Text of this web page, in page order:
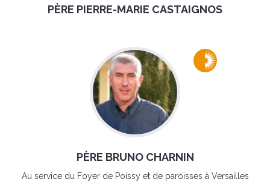
PÈRE PIERRE-MARIE CASTAIGNOS
PÈRE BRUNO CHARNIN
Au service du Foyer de Poissy et de paroisses à Versailles